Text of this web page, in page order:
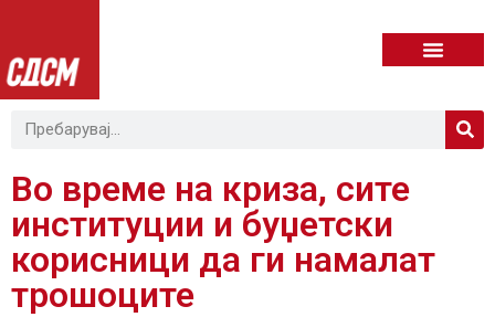
Во време на криза, сите
институции и буџетски
корисници да ги намалат
трошоците